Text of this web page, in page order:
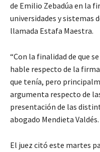
de Emilio Zebadúa en la
universidades y sistemas
llamada Estafa Maestra.
“Con la finalidad de que
hable respecto de la
que tenía, pero
argumenta respecto de
presentación de las
abogado Mendieta Valdés.
El juez citó este martes